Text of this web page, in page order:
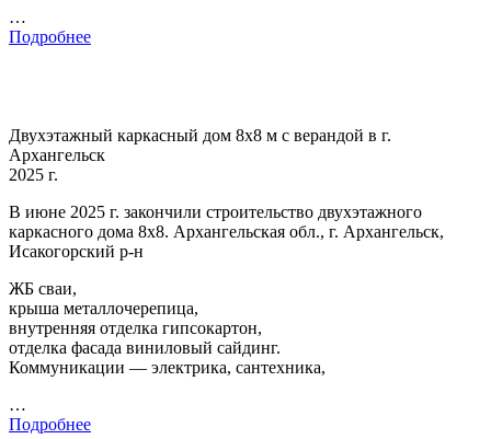
…
Подробнее
Двухэтажный каркасный дом 8х8 м с верандой в г.
Архангельск
2025 г.
В июне 2025 г. закончили строительство двухэтажного
каркасного дома 8х8. Архангельская обл., г. Архангельск,
Исакогорский р-н
ЖБ сваи,
крыша металлочерепица,
внутренняя отделка гипсокартон,
отделка фасада виниловый сайдинг.
Коммуникации — электрика, сантехника,
…
Подробнее